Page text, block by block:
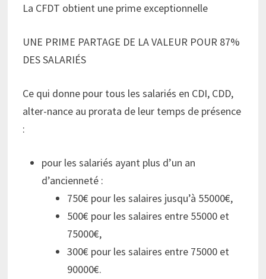
La CFDT obtient une prime exceptionnelle
UNE PRIME PARTAGE DE LA VALEUR POUR 87%
DES SALARIÉS
Ce qui donne pour tous les salariés en CDI, CDD,
alter-nance au prorata de leur temps de présence
:
pour les salariés ayant plus d’un an
d’ancienneté :
750€ pour les salaires jusqu’à 55000€,
500€ pour les salaires entre 55000 et
75000€,
300€ pour les salaires entre 75000 et
90000€.